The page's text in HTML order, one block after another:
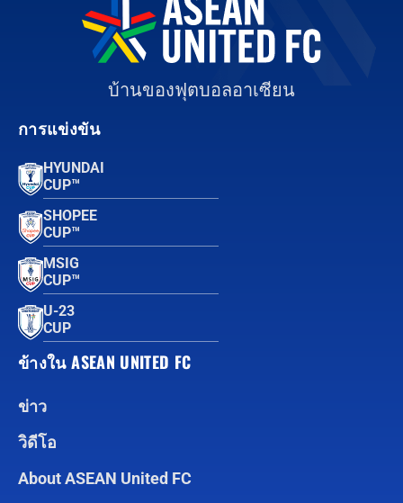
บ้านของฟุตบอลอาเซียน
การแข่งขัน
HYUNDAI
CUP™
SHOPEE
CUP™
MSIG
CUP™
U-23
CUP
ข้างใน ASEAN UNITED FC
ข่าว
วิดีโอ
About ASEAN United FC